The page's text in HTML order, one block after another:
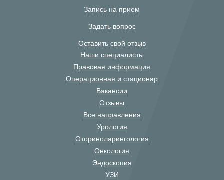
Запись на прием
Задать вопрос
Оставить свой отзыв
Наши специалисты
Правовая информация
Операционная и стационар
Вакансии
Отзывы
Все направления
Урология
Оториноларингология
Онкология
Эндоскопия
УЗИ